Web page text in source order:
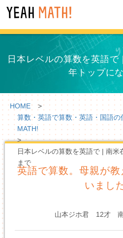
日本レベルの算数を英語で
年トップに
HOME
>
算数・英語で算数・英語・国語
MATH!
>
日本レベルの算数を英語で | 南米
まで
英語で算数。母親が
いまし
山本ジホ君 12才 南